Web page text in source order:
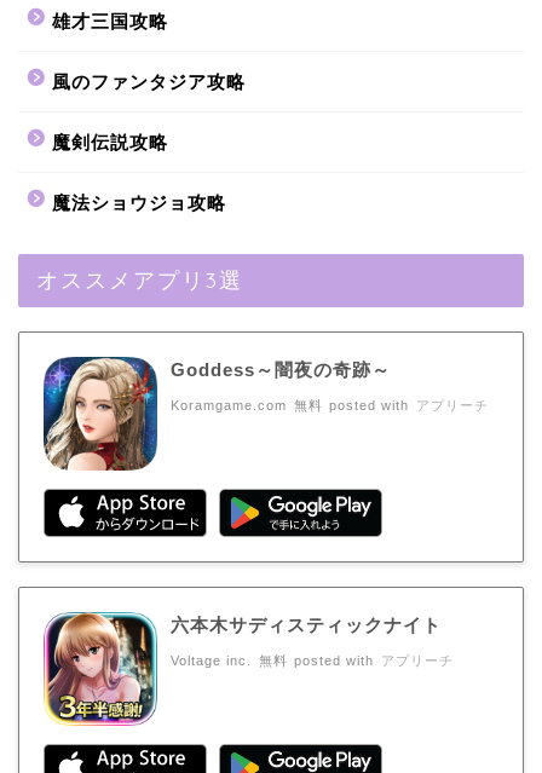
雄才三国攻略
風のファンタジア攻略
魔剣伝説攻略
魔法ショウジョ攻略
オススメアプリ3選
Goddess～闇夜の奇跡～
Koramgame.com 無料 posted with アプリーチ
六本木サディスティックナイト
Voltage inc. 無料 posted with アプリーチ